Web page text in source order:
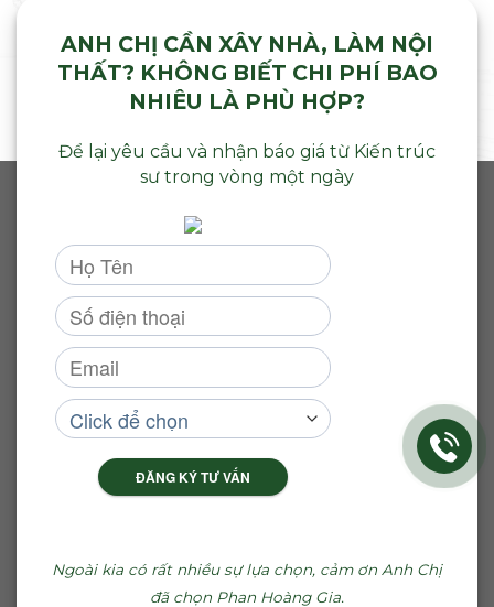
ANH CHỊ CẦN XÂY NHÀ, LÀM NỘI
THẤT? KHÔNG BIẾT CHI PHÍ BAO
NHIÊU LÀ PHÙ HỢP?
Để lại yêu cầu và nhận báo giá từ Kiến trúc
sư trong vòng một ngày
ĐĂNG KÝ TƯ VẤN
Ngoài kia có rất nhiều sự lựa chọn, cảm ơn Anh Chị
đã chọn Phan Hoàng Gia.